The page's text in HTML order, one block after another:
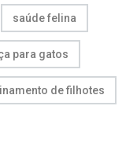
saúde felina
para gatos
de filhotes